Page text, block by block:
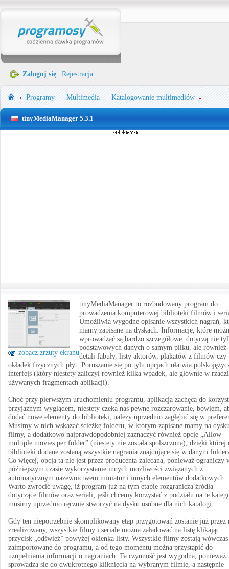
Zaloguj się Rejestracja
Programy Multimedia Katalogowanie multimediów
tinyMediaManager 5.3.1
zobacz zrzuty ekranu
tinyMediaManager to rozbudowany program do
prowadzenia komputerowej biblioteki filmów i
Umożliwia wygodne opisanie wszystkich nagrań,
mamy zapisane na dyskach. Informacje, które
wprowadzać są bardzo szczegółowe: dotyczą nie
podstawowych danych o samym pliku, ale również
detali fabuły, listy aktorów, plakatów z filmów czy
okładek fizycznych płyt. Poruszanie się po tylu opcjach ułatwia
interfejs (który niestety zaliczył również kilka wpadek, ale głównie w
używanych fragmentach aplikacji).
Choć przy pierwszym uruchomieniu programu, aplikacja zachęca do
przyjaznym wyglądem, niestety czeka nas pewne rozczarowanie, bowiem,
dodać nowe elementy do biblioteki, należy uprzednio zagłębić się w
Musimy w nich wskazać ścieżkę folderu, w którym zapisane mamy na
filmy, a dodatkowo najprawdopodobniej zaznaczyć również opcję „Allow
multiple movies per folder” (niestety nie została spolszczona), dzięki której
biblioteki dodane zostaną wszystkie nagrania znajdujące się w danym
Co więcej, opcja ta nie jest przez producenta zalecana, ponieważ ograniczy
późniejszym czasie wykorzystanie innych możliwości związanych z
automatycznym nazewnictwem miniatur i innych elementów dodatkowych.
Warto zwrócić uwagę, iż program już na tym etapie rozgranicza źródła
dotyczące filmów oraz seriali; jeśli chcemy korzystać z podziału na te
musimy uprzednio ręcznie stworzyć na dysku osobne dla nich katalogi.
Gdy ten niepotrzebnie skomplikowany etap przygotowań zostanie już przez
zrealizowany, wszystkie filmy i seriale można załadować na listę klikając
przycisk „odśwież” powyżej okienka listy. Wszystkie filmy zostają wówczas
zaimportowane do programu, a od tego momentu można przystąpić do
uzupełniania informacji o nagraniach. Ta czynność jest wygodna, ponieważ
sprowadza się do dwukrotnego kliknięcia na wybranym filmie, a następnie